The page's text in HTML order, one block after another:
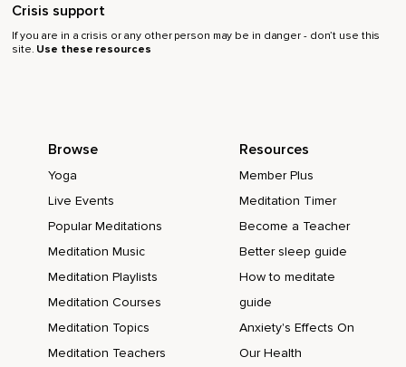
Weil die Situation sich ja noch nicht geändert hat,
Ich sag mal,
Gehirnregionen in dir so hin und her geht.
Und das limbische System tatsächlich denkt,
Oh Mann,
Ja okay,
Ist auch keine reale Gefahr in Verzug.
Crisis support
If you are in a crisis or any other person may be in danger - don’t use this
site. Use these resources
Browse
Yoga
Live Events
Popular Meditations
Meditation Music
Meditation Playlists
Meditation Courses
Meditation Topics
Meditation Teachers
Resources
Member Plus
Meditation Timer
Become a Teacher
Better sleep guide
How to meditate
guide
Anxiety's Effects On
Our Health